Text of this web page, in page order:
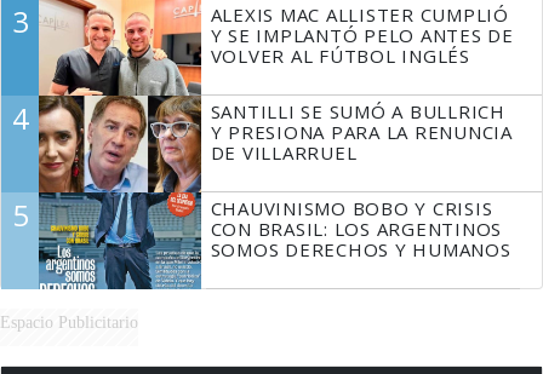
3
ALEXIS MAC ALLISTER CUMPLIÓ
Y SE IMPLANTÓ PELO ANTES DE
VOLVER AL FÚTBOL INGLÉS
4
SANTILLI SE SUMÓ A BULLRICH
Y PRESIONA PARA LA RENUNCIA
DE VILLARRUEL
5
CHAUVINISMO BOBO Y CRISIS
CON BRASIL: LOS ARGENTINOS
SOMOS DERECHOS Y HUMANOS
Espacio Publicitario